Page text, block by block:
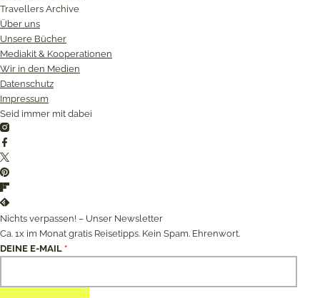
Travellers Archive
Über uns
Unsere Bücher
Mediakit & Kooperationen
Wir in den Medien
Datenschutz
Impressum
Seid immer mit dabei
Instagram
Twitter
Pinterest
Flipboard
Feedly
Nichts verpassen! – Unser Newsletter
Ca. 1x im Monat gratis Reisetipps. Kein Spam. Ehrenwort.
DEINE E-MAIL *